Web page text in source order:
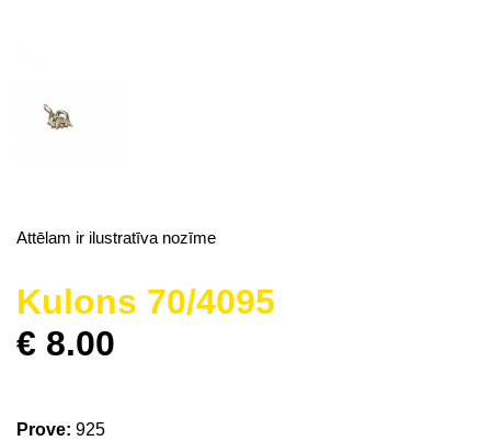
Attēlam ir ilustratīva nozīme
Kulons 70/4095
€ 8.00
Prove: 925